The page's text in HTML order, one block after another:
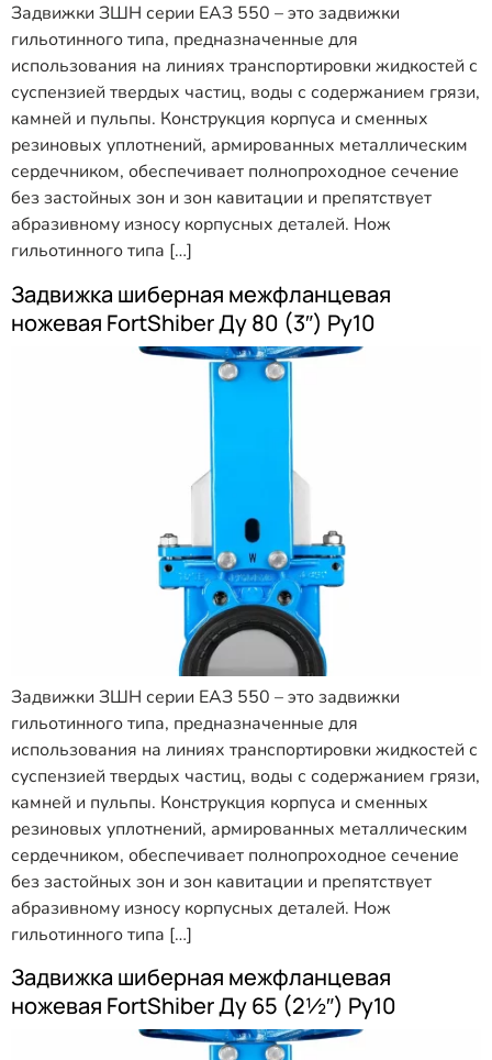
Задвижки ЗШН серии ЕАЗ 550 – это задвижки
гильотинного типа, предназначенные для
использования на линиях транспортировки жидкостей с
суспензией твердых частиц, воды с содержанием грязи,
камней и пульпы. Конструкция корпуса и сменных
резиновых уплотнений, армированных металлическим
сердечником, обеспечивает полнопроходное сечение
без застойных зон и зон кавитации и препятствует
абразивному износу корпусных деталей. Нож
гильотинного типа […]
Задвижка шиберная межфланцевая
ножевая FortShiber Ду 80 (3″) Ру10
Задвижки ЗШН серии ЕАЗ 550 – это задвижки
гильотинного типа, предназначенные для
использования на линиях транспортировки жидкостей с
суспензией твердых частиц, воды с содержанием грязи,
камней и пульпы. Конструкция корпуса и сменных
резиновых уплотнений, армированных металлическим
сердечником, обеспечивает полнопроходное сечение
без застойных зон и зон кавитации и препятствует
абразивному износу корпусных деталей. Нож
гильотинного типа […]
Задвижка шиберная межфланцевая
ножевая FortShiber Ду 65 (2½″) Ру10